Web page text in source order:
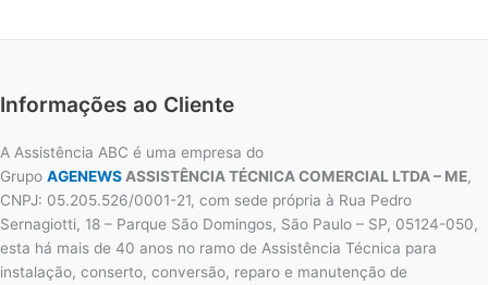
Informações ao Cliente
A Assistência ABC é uma empresa do
Grupo AGENEWS ASSISTÊNCIA TÉCNICA COMERCIAL LTDA – ME,
CNPJ: 05.205.526/0001-21, com sede própria à Rua Pedro
Sernagiotti, 18 – Parque São Domingos, São Paulo – SP, 05124-050,
esta há mais de 40 anos no ramo de Assistência Técnica para
instalação, conserto, conversão, reparo e manutenção de